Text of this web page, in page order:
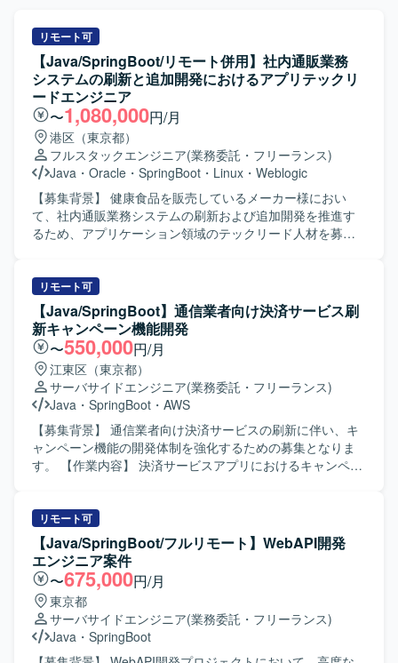
リモート可
【Java/SpringBoot/リモート併用】社内通販業務
システムの刷新と追加開発におけるアプリテックリ
ードエンジニア
〜1,080,000円/月
港区（東京都）
フルスタックエンジニア(業務委託・フリーランス)
Java ・ Oracle ・ SpringBoot ・ Linux ・ Weblogic
【募集背景】 健康食品を販売しているメーカー様におい
て、社内通販業務システムの刷新および追加開発を推進す
るため、アプリケーション領域のテックリード人材を募集
きます。Javaクラス設計や実装方式の検討・設計を行い、
実装およびレビューを実施していただきます。また、チー
ムリードとして技術的な支援や実装レビューを行い、レガ
シー技術スタックからモダン技術スタックへの段階的な移
行を伴う開発を推進していただきます。 【求める人物像】
テックリードやアプリケーションアーキテクト候補とし
て、チーム内で実装レビューや技術フォローが行える方を
求めております。技術課題解決や高難易度の技術タスクを
主体的に進めつつ、決断に至る経緯や結果をメンバーと共
有しながら、一緒に対応していける方を想定しておりま
す。現行システムのあるべき姿を見据えた改善提案や継続
スタックを活用しながら、大規模な社内通販業務システム
の刷新・追加開発に上流から関わることができます。レガ
シー環境からモダン環境への移行プロジェクトに関わるこ
とで、アプリケーションアーキテクチャ設計や技術選定の
経験を積むことができます。テックリードとしてチームを
牽引しつつ、技術面での意思決定や改善活動をリードでき
るポジションです。 【開発環境】 Java17、SpringBoot3な
どのモダン技術スタックを中心に、DockerやAWS ECS等の
コンテナ・クラウド技術を活用した開発を行っておりま
リモート可
【Java/SpringBoot】通信業者向け決済サービス刷
新キャンペーン機能開発
〜550,000円/月
江東区（東京都）
サーバサイドエンジニア(業務委託・フリーランス)
Java ・ SpringBoot ・ AWS
【募集背景】 通信業者向け決済サービスの刷新に伴い、キ
ャンペーン機能の開発体制を強化するための募集となりま
す。 【作業内容】 決済サービスアプリにおけるキャンペー
験、結合試験、総合試験まで一連の工程を実施していただ
きます。スケジュールに応じて、結合試験フェーズや総合
試験フェーズでの各種検証や不具合対応も行っていただき
ます。 【求める人物像】 バックエンド開発における設計か
ら試験まで一貫して主体的に対応できる方を求めておりま
す。チームメンバーや関係者と円滑にコミュニケーション
を取りながら、品質とスケジュールの両立を意識して取り
組んでいただける方が望ましいです。 【ポジションの魅
リモート可
【Java/SpringBoot/フルリモート】WebAPI開発
エンジニア案件
〜675,000円/月
東京都
サーバサイドエンジニア(業務委託・フリーランス)
Java ・ SpringBoot